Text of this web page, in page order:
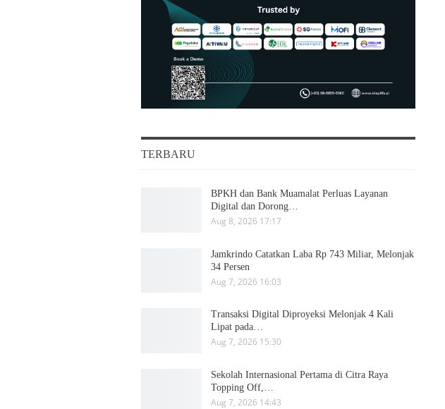
TERBARU
BPKH dan Bank Muamalat Perluas Layanan
Digital dan Dorong…
Aug 8, 2026 17:17
Jamkrindo Catatkan Laba Rp 743 Miliar, Melonjak
34 Persen
Aug 7, 2026 16:03
Transaksi Digital Diproyeksi Melonjak 4 Kali
Lipat pada…
Aug 7, 2026 15:30
Sekolah Internasional Pertama di Citra Raya
Topping Off,…
Aug 7, 2026 14:43